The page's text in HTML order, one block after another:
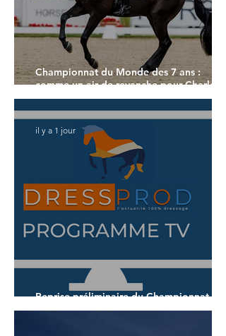
Championnat du Monde des 7 ans :
comme un air de revanche pour Charlotte
Dujardin
Reprise préliminaire du Championnat du
Monde des 7 ans
il y a 1 jour